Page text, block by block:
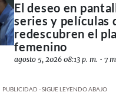
El deseo en
series y películas
redescubren el
femenino
agosto 5, 2026 08:13 p. m. •7
PUBLICIDAD - SIGUE LEYENDO ABAJO